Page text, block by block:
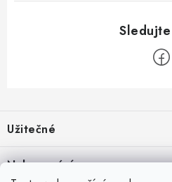
p
a
Užitečné
Kontakt
Nakupování